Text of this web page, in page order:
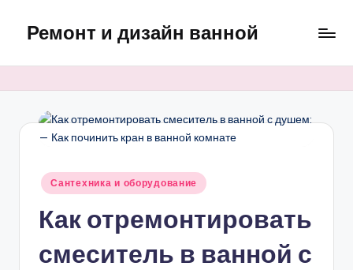
Перейти
содержимому
Ремонт и дизайн ванной
практичные
интерьерные
Опубликовано
Сантехника и оборудование
Как отремонтировать
смеситель в ванной с